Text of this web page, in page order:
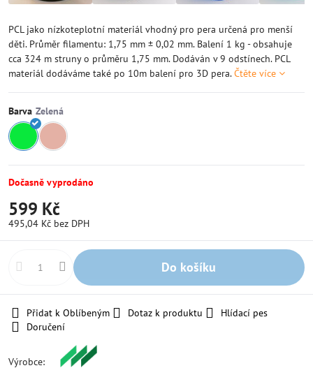
PCL jako nízkoteplotní materiál vhodný pro pera určená pro menší
děti. Průměr filamentu: 1,75 mm ± 0,02 mm. Balení 1 kg - obsahuje
cca 324 m struny o průměru 1,75 mm. Dodáván v 9 odstínech. PCL
materiál dodáváme také po 10m balení pro 3D pera.Čtěte více
Barva
Dočasně vyprodáno
599 Kč
495,04 Kč bez DPH
Do košíku
Přidat k Oblíbeným Dotaz k produktu
Hlídací pes
Doručení
Výrobce: